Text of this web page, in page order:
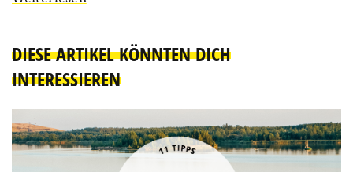
DIESE ARTIKEL KÖNNTEN DICH
INTERESSIEREN